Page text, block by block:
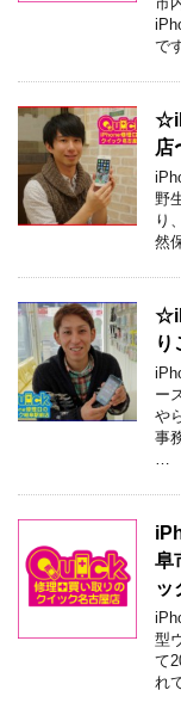
で
店
野
り
然
り
ー
や
事
阜
ッ
型
て
れ